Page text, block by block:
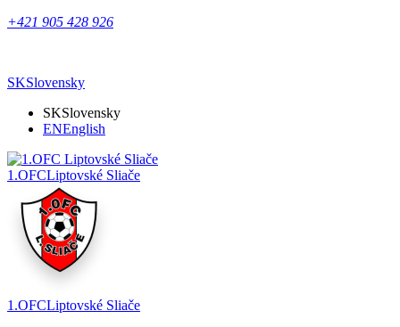
+421 905 428 926
SKSlovensky
SKSlovensky
ENEnglish
1.OFCLiptovské Sliače
1.OFCLiptovské Sliače